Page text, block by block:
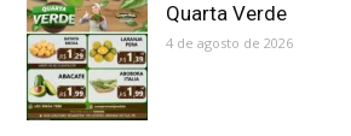
Quarta Verde
4 de agosto de 2026